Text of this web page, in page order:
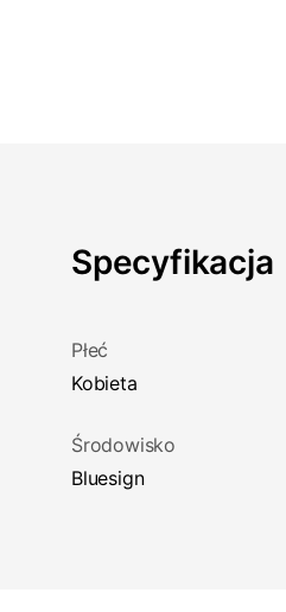
Specyfikacja
Płeć
Kobieta
Środowisko
Bluesign